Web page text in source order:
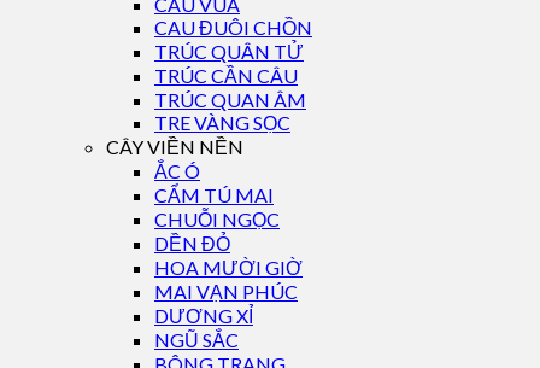
CAU ĐUÔI CHỒN
TRÚC QUÂN TỬ
TRÚC CẦN CÂU
TRÚC QUAN ÂM
TRE VÀNG SỌC
CÂY VIỀN NỀN
ẮC Ó
CẨM TÚ MAI
CHUỖI NGỌC
DỀN ĐỎ
HOA MƯỜI GIỜ
MAI VẠN PHÚC
DƯƠNG XỈ
NGŨ SẮC